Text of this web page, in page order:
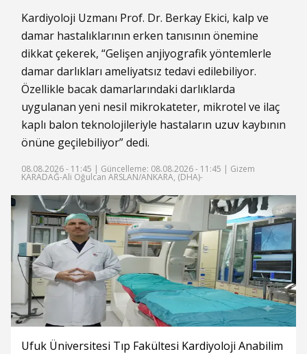
Kardiyoloji Uzmanı Prof. Dr. Berkay Ekici, kalp ve
damar hastalıklarının erken tanısının önemine
dikkat çekerek, “Gelişen anjiyografik yöntemlerle
damar darlıkları ameliyatsız tedavi edilebiliyor.
Özellikle bacak damarlarındaki darlıklarda
uygulanan yeni nesil mikrokateter, mikrotel ve ilaç
kaplı balon teknolojileriyle hastaların uzuv kaybının
önüne geçilebiliyor” dedi.
08.08.2026 - 11:45 | Güncelleme: 08.08.2026 - 11:45 | Gizem
KARADAĞ-Ali Oğulcan ARSLAN/ANKARA, (DHA)-
Ufuk Üniversitesi Tıp Fakültesi Kardiyoloji Anabilim